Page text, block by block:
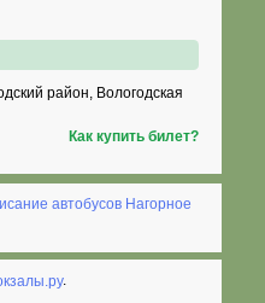
район, Вологодская
Как купить билет?
автобусов Нагорное
.